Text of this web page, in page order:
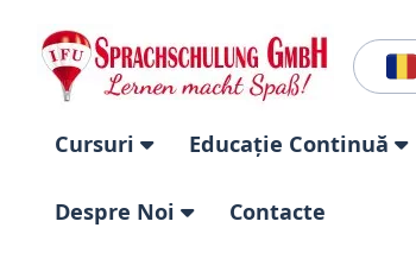
Cursuri Educație Continuă
Despre Noi Contacte